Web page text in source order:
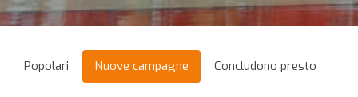
Popolari Nuove campagne Concludono presto